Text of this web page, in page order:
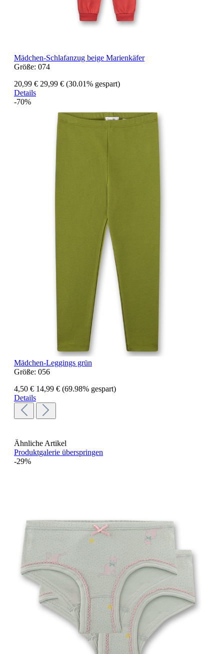
Mädchen-Schlafanzug beige Marienkäfer
Größe: 074
20,99 € 29,99 € (30.01% gespart)
Details
-70%
Mädchen-Leggings grün
Größe: 056
4,50 € 14,99 € (69.98% gespart)
Details
Ähnliche Artikel
Produktgalerie überspringen
-29%